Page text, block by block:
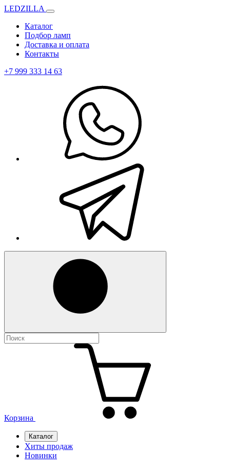
LEDZILLA
Каталог
Подбор ламп
Доставка и оплата
Контакты
+7 999 333 14 63
Корзина
Каталог
Хиты продаж
Новинки